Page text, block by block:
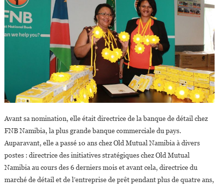
Avant sa nomination, elle était directrice de la banque de détail chez
FNB Namibia, la plus grande banque commerciale du pays.
Auparavant, elle a passé 10 ans chez Old Mutual Namibia à divers
postes : directrice des initiatives stratégiques chez Old Mutual
Namibia au cours des 6 derniers mois et avant cela, directrice du
marché de détail et de l’entreprise de prêt pendant plus de quatre ans,